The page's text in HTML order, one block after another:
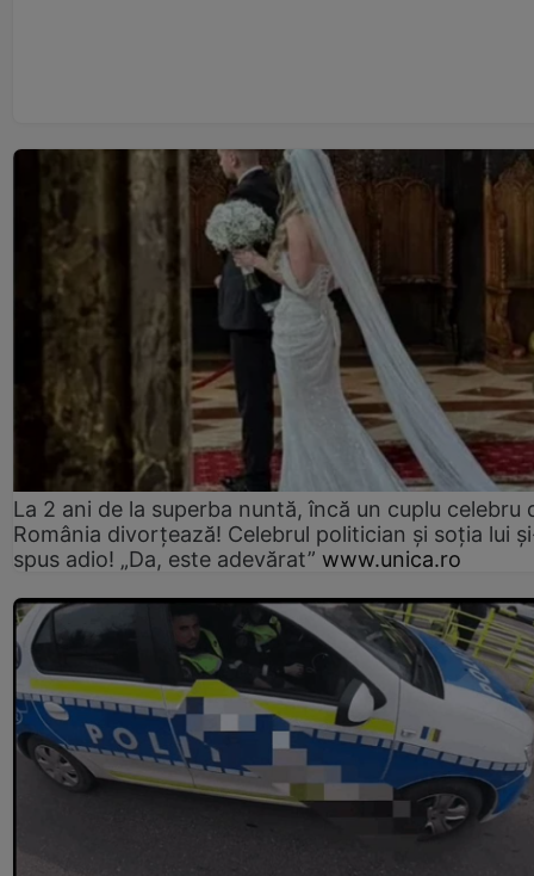
La 2 ani de la superba nuntă, încă un cuplu celebru
România divorțează! Celebrul politician și soția lui
spus adio! „Da, este adevărat” www.unica.ro